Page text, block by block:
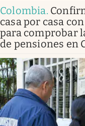
Colombia.
casa por casa
para comprobar
de pensiones en